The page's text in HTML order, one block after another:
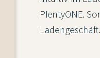
PlentyONE.
Ladengeschäft.